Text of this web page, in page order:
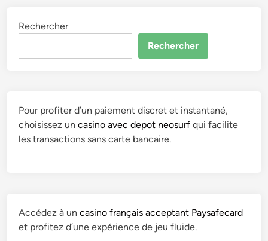
Rechercher
Rechercher
Pour profiter d’un paiement discret et instantané,
choisissez uncasino avec depot neosurf qui facilite
les transactions sans carte bancaire.
Accédez à uncasino français acceptant Paysafecard
et profitez d’une expérience de jeu fluide.